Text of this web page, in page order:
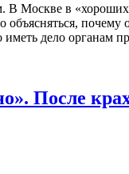
Москве в
объясняться,
дело органам
После